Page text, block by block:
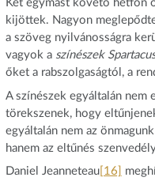
Két egymást követő hétfőn
kijöttek. Nagyon
a szöveg nyilvánosságra
vagyok a színészek
őket a rabszolgaságtól, a
A színészek egyáltalán nem
törekszenek, hogy
egyáltalán nem az
hanem az eltűnés
Daniel Jeanneteau[16]